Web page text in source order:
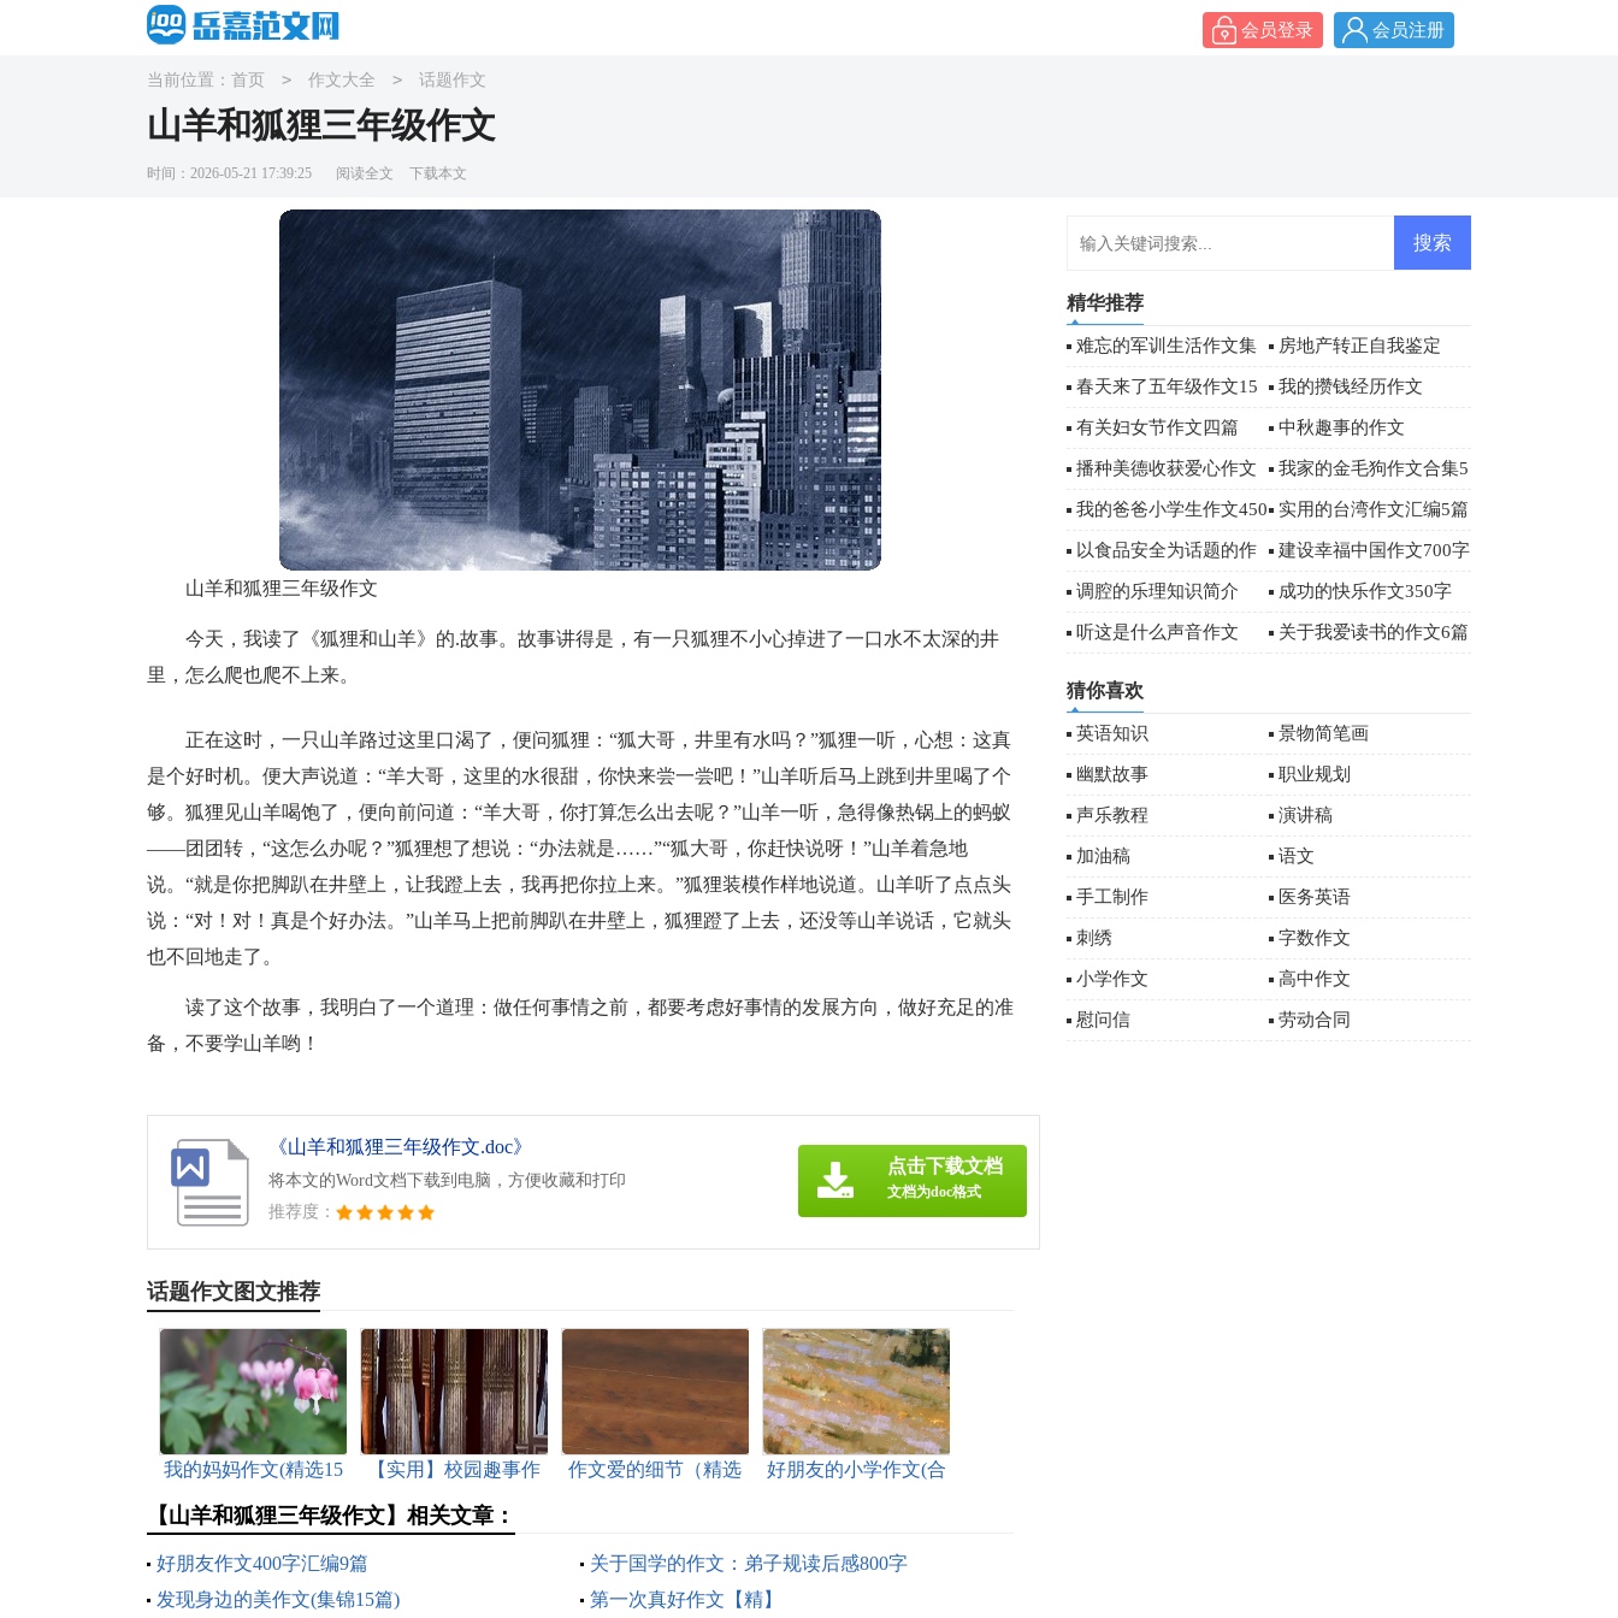
会员登录 会员注册
当前位置： 首页 > 作文大全 > 话题作文
山羊和狐狸三年级作文
时间：2026-05-21 17:39:25 阅读全文 下载本文
山羊和狐狸三年级作文
今天，我读了《狐狸和山羊》的.故事。故事讲得是，有一只狐狸不小心掉进了一口水不太深的井
里，怎么爬也爬不上来。
正在这时，一只山羊路过这里口渴了，便问狐狸：“狐大哥，井里有水吗？”狐狸一听，心想：这真
是个好时机。便大声说道：“羊大哥，这里的水很甜，你快来尝一尝吧！”山羊听后马上跳到井里喝了个
够。狐狸见山羊喝饱了，便向前问道：“羊大哥，你打算怎么出去呢？”山羊一听，急得像热锅上的蚂蚁
——团团转，“这怎么办呢？”狐狸想了想说：“办法就是……”“狐大哥，你赶快说呀！”山羊着急地
说。“就是你把脚趴在井壁上，让我蹬上去，我再把你拉上来。”狐狸装模作样地说道。山羊听了点点头
说：“对！对！真是个好办法。”山羊马上把前脚趴在井壁上，狐狸蹬了上去，还没等山羊说话，它就头
也不回地走了。
读了这个故事，我明白了一个道理：做任何事情之前，都要考虑好事情的发展方向，做好充足的准
备，不要学山羊哟！
《山羊和狐狸三年级作文.doc》
将本文的Word文档下载到电脑，方便收藏和打印
推荐度：
点击下载文档
文档为doc格式
话题作文图文推荐
我的妈妈作文(精选15
【实用】校园趣事作
作文爱的细节（精选
好朋友的小学作文(合
【山羊和狐狸三年级作文】相关文章：
好朋友作文400字汇编9篇
关于国学的作文：弟子规读后感800字
发现身边的美作文(集锦15篇)
第一次真好作文【精】
精华推荐
难忘的军训生活作文集
合6篇
房地产转正自我鉴定
春天来了五年级作文15
篇
我的攒钱经历作文
有关妇女节作文四篇 中秋趣事的作文
播种美德收获爱心作文 我家的金毛狗作文合集5
篇
我的爸爸小学生作文450
字
实用的台湾作文汇编5篇
以食品安全为话题的作
文
建设幸福中国作文700字
调腔的乐理知识简介 成功的快乐作文350字
听这是什么声音作文 关于我爱读书的作文6篇
猜你喜欢
英语知识 景物简笔画
幽默故事 职业规划
声乐教程 演讲稿
加油稿 语文
手工制作 医务英语
刺绣 字数作文
小学作文 高中作文
慰问信 劳动合同